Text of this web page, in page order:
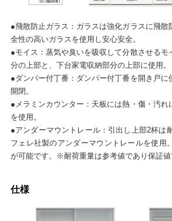
●飛散防止ガラス：ガラスは強化ガラスに飛散
全性の高いガラスを使用し安心安全。
●モイス：蒸気や臭いを吸収して分散させるモ
分の上部と、下台家電収納部分の上部に使用。
●ダンパー付丁番：ダンパー付丁番を開き戸に
開閉。
●メラミンカウンター：天板には熱・傷・汚れ
を使用。
●アンダーマウントレール：引出し上部2杯は
フェレ社製のアンダーマウントレールを使用
が可能です。※耐荷重量は参考値であり保証値
仕様